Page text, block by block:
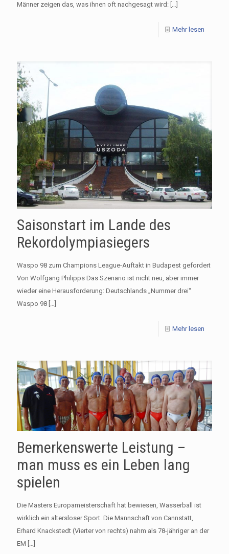
Männer zeigen das, was ihnen oft nachgesagt wird: […]
Mehr lesen
Saisonstart im Lande des
Rekordolympiasiegers
Waspo 98 zum Champions League-Auftakt in Budapest gefordert
Von Wolfgang Philipps Das Szenario ist nicht neu, aber immer
wieder eine Herausforderung: Deutschlands „Nummer drei“
Waspo 98
Mehr lesen
Bemerkenswerte Leistung –
man muss es ein Leben lang
spielen
Die Masters Europameisterschaft hat bewiesen, Wasserball ist
wirklich ein altersloser Sport. Die Mannschaft von Cannstatt,
Erhard Knackstedt (Vierter von rechts) nahm als 78-jähriger an der
EM